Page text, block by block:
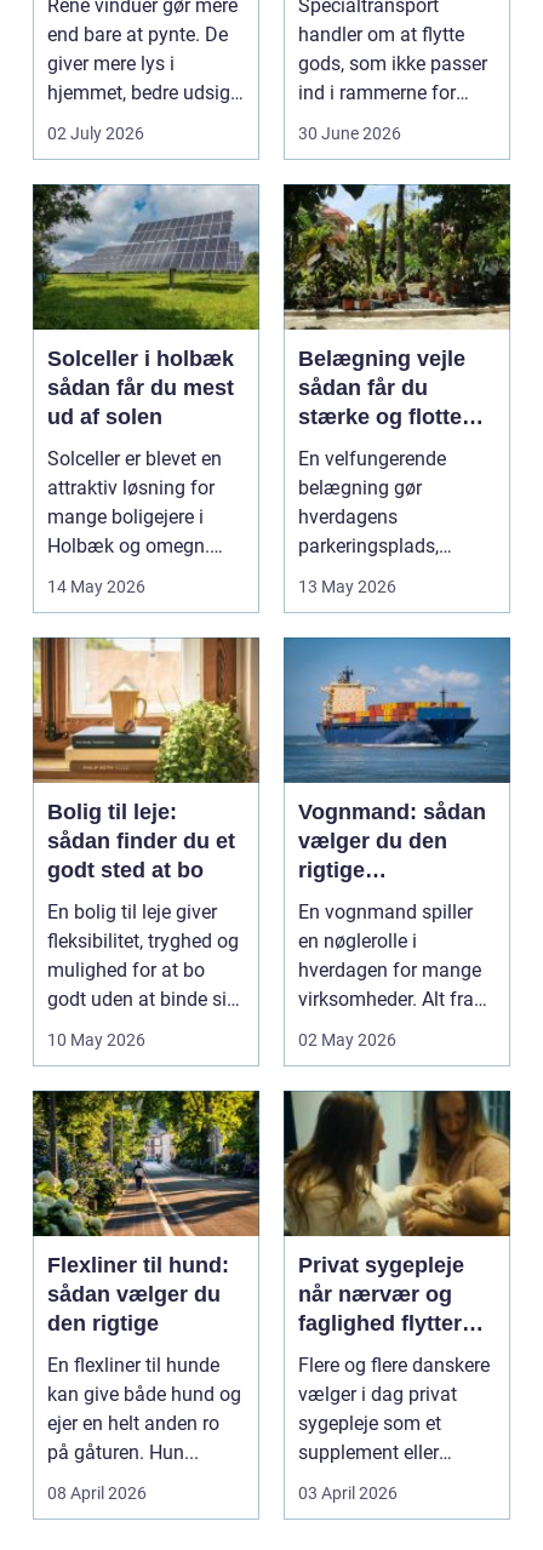
Rene vinduer gør mere
end bare at pynte. De
giver mere lys i
hjemmet, bedre udsigt
og et p&ae...
02 July 2026
Specialtransport
handler om at flytte
gods, som ikke passer
ind i rammerne for
almindelig
30 June 2026
Solceller i holbæk
sådan får du mest
ud af solen
Solceller er blevet en
attraktiv løsning for
mange boligejere i
Holbæk og omegn.
Flere ønsker at sæn...
14 May 2026
Belægning vejle
sådan får du
stærke og flotte
udendørs arealer
En velfungerende
belægning gør
hverdagens
parkeringsplads,
terrasse eller
og pra...
13 May 2026
Bolig til leje:
sådan finder du et
godt sted at bo
En bolig til leje giver
fleksibilitet, tryghed og
mulighed for at bo
godt uden at binde sig
ø...
10 May 2026
Vognmand: sådan
vælger du den
rigtige
samarbejdspartner
En vognmand spiller
en nøglerolle i
hverdagen for mange
virksomheder. Alt fra
byggematerialer...
02 May 2026
Flexliner til hund:
sådan vælger du
den rigtige
En flexliner til hunde
kan give både hund og
ejer en helt anden ro
på gåturen. Hun...
08 April 2026
Privat sygepleje
når nærvær og
faglighed flytter
hjem i stuen
Flere og flere danskere
vælger i dag privat
sygepleje som et
supplement eller
alternativ til det off...
03 April 2026